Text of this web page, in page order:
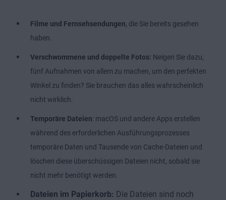
Filme und Fernsehsendungen , die Sie bereits gesehen
haben.
Verschwommene und doppelte Fotos: Neigen Sie dazu,
fünf Aufnahmen von allem zu machen, um den perfekten
Winkel zu finden? Sie brauchen das alles wahrscheinlich
nicht wirklich.
Temporäre Dateien: macOS und andere Apps erstellen
während des erforderlichen Ausführungsprozesses
temporäre Daten und Tausende von Cache-Dateien und
löschen diese überschüssigen Dateien nicht, sobald sie
nicht mehr benötigt werden.
Dateien im Papierkorb: Die Dateien sind noch